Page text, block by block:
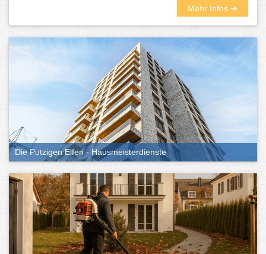
Mehr Infos ➜
Die Putzigen Elfen - Hausmeisterdienste